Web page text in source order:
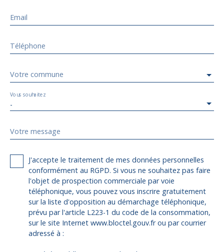
Email
Téléphone
Votre commune
-
Vous souhaitez
Votre message
J'accepte le traitement de mes données personnelles
conformément au RGPD. Si vous ne souhaitez pas faire
l'objet de prospection commerciale par voie
téléphonique, vous pouvez vous inscrire gratuitement
sur la liste d'opposition au démarchage téléphonique,
prévu par l'article L223-1 du code de la consommation,
sur le site Internet www.bloctel.gouv.fr ou par courrier
adressé à :